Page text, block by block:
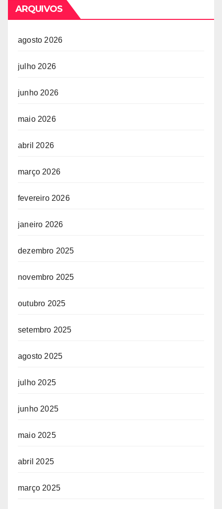
ARQUIVOS
agosto 2026
julho 2026
junho 2026
maio 2026
abril 2026
março 2026
fevereiro 2026
janeiro 2026
dezembro 2025
novembro 2025
outubro 2025
setembro 2025
agosto 2025
julho 2025
junho 2025
maio 2025
abril 2025
março 2025